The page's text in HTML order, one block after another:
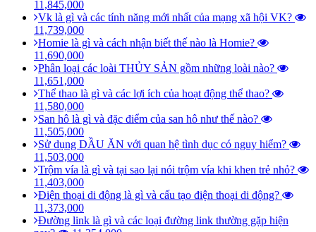
11,845,000
Vk là gì và các tính năng mới nhất của mạng xã hội VK?
11,739,000
Homie là gì và cách nhận biết thế nào là Homie?
11,690,000
Phân loại các loài THỦY SẢN gồm những loài nào?
11,651,000
Thể thao là gì và các lợi ích của hoạt động thể thao?
11,580,000
San hô là gì và đặc điểm của san hô như thế nào?
11,505,000
Sử dụng DẦU ĂN với quan hệ tình dục có nguy hiểm?
11,503,000
Trộm vía là gì và tại sao lại nói trộm vía khi khen trẻ nhỏ?
11,403,000
Điện thoại di động là gì và cấu tạo điện thoại di động?
11,373,000
Đường link là gì và các loại đường link thường gặp hiện